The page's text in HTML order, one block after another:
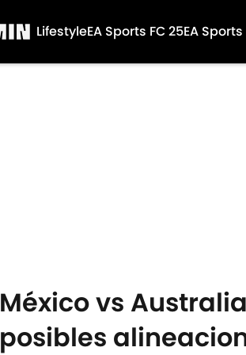
LifestyleEA Sports FC 25EA Sports
México vs
posibles